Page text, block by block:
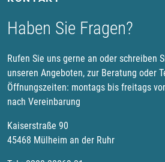
Haben Sie Fragen?
Rufen Sie uns gerne an oder schreiben
unseren Angeboten, zur Beratung oder
Öffnungszeiten: montags bis freitags
nach Vereinbarung
Kaiserstraße 90
45468 Mülheim an der Ruhr